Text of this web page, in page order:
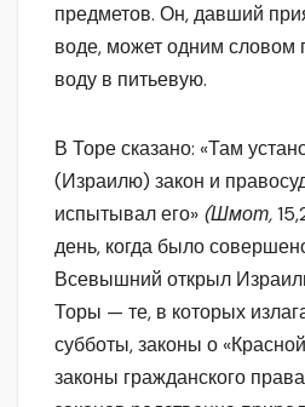
предметов. Он, давший
воде, может одним словом
воду в питьевую.
В Торе сказано: «Там
(Израилю) закон и
испытывал его» (Шмот,
день, когда было
Всевышний открыл
Торы — те, в которых
субботы, законы о
законы гражданского